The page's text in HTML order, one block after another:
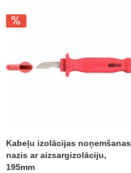
Kabeļu izolācijas noņemšanas
nazis ar aizsargizolāciju,
195mm